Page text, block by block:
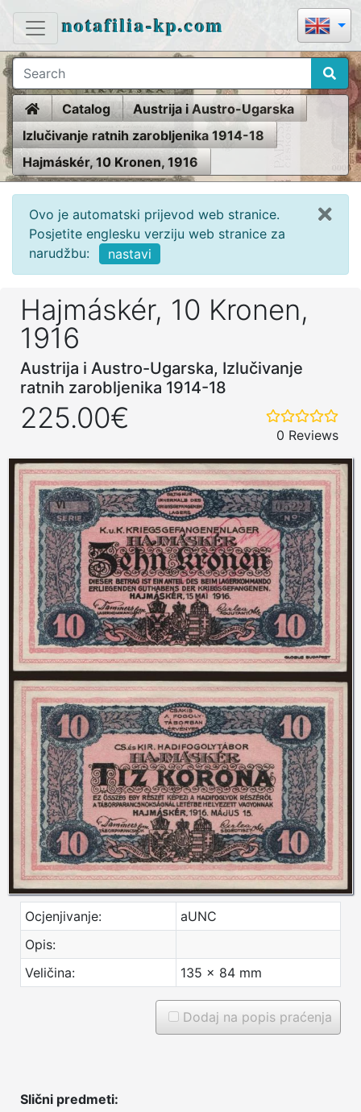
notafilia-kp.com
HomeCatalog
Austrija i Austro-Ugarska
Izlučivanje ratnih zarobljenika 1914-18
Hajmáskér, 10 Kronen, 1916
Ovo je automatski prijevod web stranice.
Posjetite englesku verziju web stranice za
narudžbu:
nastavi
Hajmáskér, 10 Kronen,
1916
Austrija i Austro-Ugarska, Izlučivanje
ratnih zarobljenika 1914-18
225.00€
0 Reviews
Ocjenjivanje:
aUNC
Opis:
Veličina:
135 x 84 mm
Dodaj na popis praćenja
Slični predmeti: